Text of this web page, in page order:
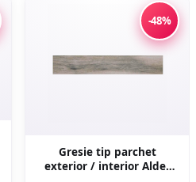
-48%
Gresie tip parchet
exterior / interior Alder